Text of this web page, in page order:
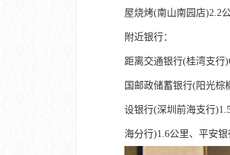
屋烧烤(南山南园店)2.2公
附近银行：
距离交通银行(桂湾支行
国邮政储蓄银行(阳光
设银行(深圳前海支行
海分行)1.6公里、平安